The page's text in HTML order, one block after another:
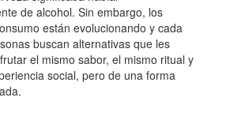
de alcohol. Sin embargo, los
están evolucionando y cada
buscan alternativas que les
el mismo sabor, el mismo ritual y
social, pero de una forma